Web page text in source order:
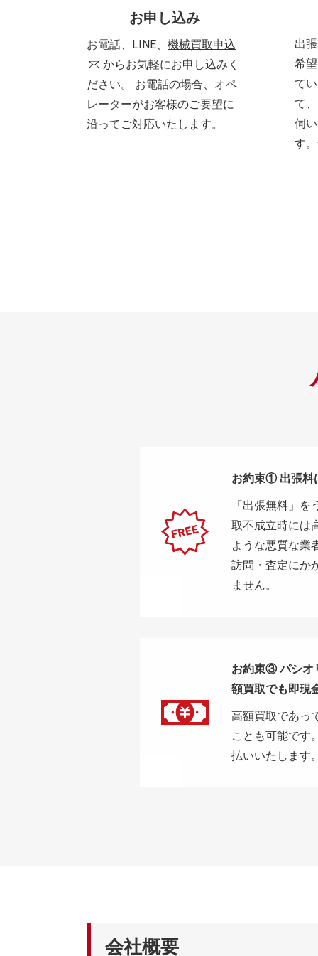
お申し込み
お電話、LINE、 機械買取申込
からお気軽にお申し込みく
ださい。 お電話の場合、オペ
レーターがお客様のご要望に
沿ってご対応いたします。
出
希
て
て
伺
す
お約束① 出張料
「出張無料」
取不成立時には
ような悪質な業
訪問・査定にか
ません。
お約束③ パシオ
額買取でも即現
高額買取であっ
ことも可能です
払いいたします
会社概要